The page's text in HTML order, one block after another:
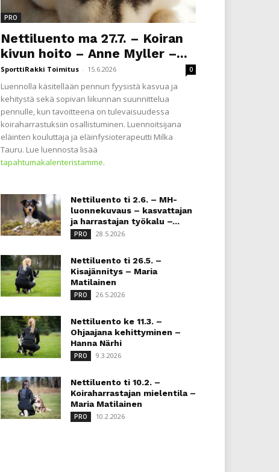
PRO
Nettiluento ma 27.7. – Koiran
kivun hoito – Anne Myller –...
SporttiRakki Toimitus - 15.6.2026 0
Luennolla käsitellään pennun fyysistä kasvua ja
kehitystä sekä sopivan liikunnan suunnittelua
pennulle, kun tavoitteena on tulevaisuudessa
koiraharrastuksiin osallistuminen. Luennoitsijana
eläinten kouluttaja ja eläinfysioterapeutti Milka
Tauru. Lue luennosta lisää
tapahtumakalenteristamme.
Nettiluento ti 2.6. – MH-
luonnekuvaus – kasvattajan
ja harrastajan työkalu –...
PRO 28.5.2026
Nettiluento ti 26.5. –
Kisajännitys – Maria
Matilainen
PRO 26.5.2026
Nettiluento ke 11.3. –
Ohjaajana kehittyminen –
Hanna Närhi
PRO 9.3.2026
Nettiluento ti 10.2. –
Koiraharrastajan mielentila –
Maria Matilainen
PRO 10.2.2026